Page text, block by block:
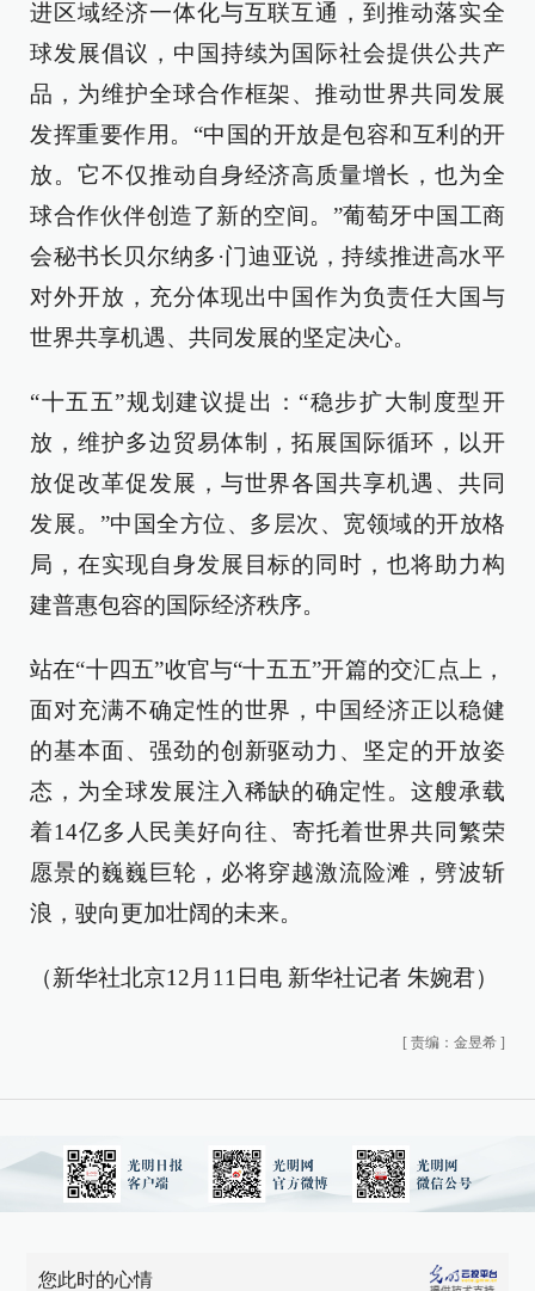
进区域经济一体化与互联互通，到推动落实全
球发展倡议，中国持续为国际社会提供公共产
品，为维护全球合作框架、推动世界共同发展
发挥重要作用。“中国的开放是包容和互利的开
放。它不仅推动自身经济高质量增长，也为全
球合作伙伴创造了新的空间。”葡萄牙中国工商
会秘书长贝尔纳多·门迪亚说，持续推进高水平
对外开放，充分体现出中国作为负责任大国与
世界共享机遇、共同发展的坚定决心。
“十五五”规划建议提出：“稳步扩大制度型开
放，维护多边贸易体制，拓展国际循环，以开
放促改革促发展，与世界各国共享机遇、共同
发展。”中国全方位、多层次、宽领域的开放格
局，在实现自身发展目标的同时，也将助力构
建普惠包容的国际经济秩序。
站在“十四五”收官与“十五五”开篇的交汇点上，
面对充满不确定性的世界，中国经济正以稳健
的基本面、强劲的创新驱动力、坚定的开放姿
态，为全球发展注入稀缺的确定性。这艘承载
着14亿多人民美好向往、寄托着世界共同繁荣
愿景的巍巍巨轮，必将穿越激流险滩，劈波斩
浪，驶向更加壮阔的未来。
（新华社北京12月11日电 新华社记者 朱婉君）
[ 责编：金昱希 ]
您此时的心情